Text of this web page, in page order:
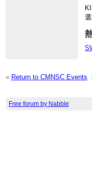
選
« Return to CMNSC Events
Free forum by Nabble